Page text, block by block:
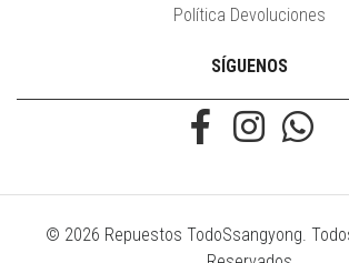
Política Devoluciones
SÍGUENOS
© 2026 Repuestos TodoSsangyong.